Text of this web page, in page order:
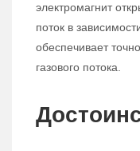
электромагнит
поток в
обеспечивает
газового потока.